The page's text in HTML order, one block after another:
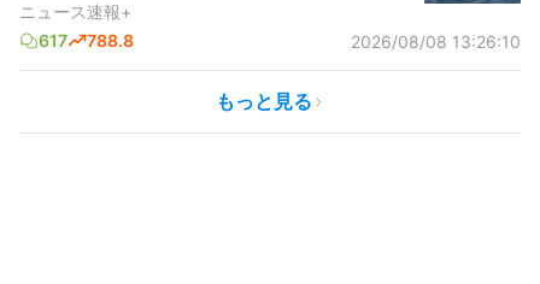
ニュース速報+
617
788.8 2026/08/08 13:26:10
もっと見る